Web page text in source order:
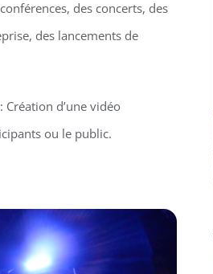
des concerts, des
des lancements de
Création d’une vidéo
ou le public.